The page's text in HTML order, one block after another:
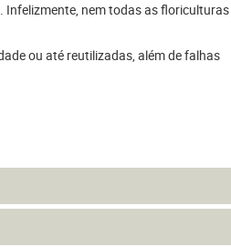
Infelizmente, nem todas as floriculturas
ou até reutilizadas, além de falhas